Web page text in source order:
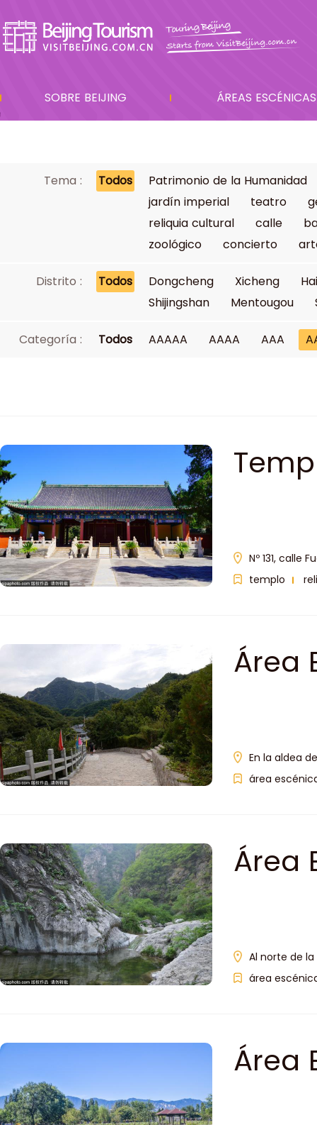
SOBRE BEIJING ÁREAS ESCÉNICAS
Tema : Todos
Patrimonio de la Humanidad
jardín imperial
teatro
reliquia cultural
calle
zoológico
concierto
Distrito : Todos Dongcheng Xicheng
Shijingshan
Mentougou
Categoría : Todos AAAAA AAAA AAA
Nº 131, calle
templo
Área
En la aldea
área
Área
Al norte de
área
Área